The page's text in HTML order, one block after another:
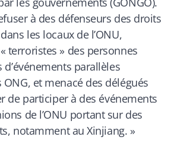
à des défenseurs des droits
les locaux de l’ONU,
terroristes » des personnes
parallèles
et menacé des délégués
de participer à des événements
de l’ONU portant sur des
notamment au Xinjiang. »